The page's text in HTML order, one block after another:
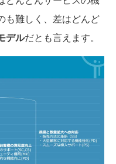
も難しく、差はどんど
デルだとも言えます。